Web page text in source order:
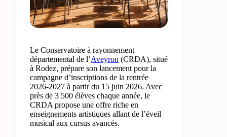
Le Conservatoire à rayonnement
départemental de l’Aveyron (CRDA), situé
à Rodez, prépare son lancement pour la
campagne d’inscriptions de la rentrée
2026-2027 à partir du 15 juin 2026. Avec
près de 3 500 élèves chaque année, le
CRDA propose une offre riche en
enseignements artistiques allant de l’éveil
musical aux cursus avancés.